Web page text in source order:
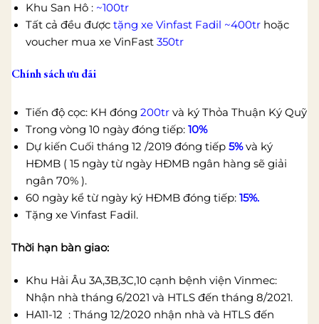
Khu San Hô : ~100tr
Tất cả đều được tặng xe Vinfast Fadil ~400trhoặc
voucher mua xe VinFast 350tr
Chính sách ưu đãi
Tiến độ cọc: KH đóng 200trvà ký Thỏa Thuận Ký Quỹ
Trong vòng 10 ngày đóng tiếp: 10%
Dự kiến Cuối tháng 12 /2019 đóng tiếp5%và ký
HĐMB ( 15 ngày từ ngày HĐMB ngân hàng sẽ giải
ngân 70% ).
60 ngày kể từ ngày ký HĐMB đóng tiếp:15%.
Tặng xe Vinfast Fadil.
Thời hạn bàn giao:
Khu Hải Âu 3A,3B,3C,10 cạnh bệnh viện Vinmec:
Nhận nhà tháng 6/2021 và HTLS đến tháng 8/2021.
HA11-12 : Tháng 12/2020 nhận nhà và HTLS đến